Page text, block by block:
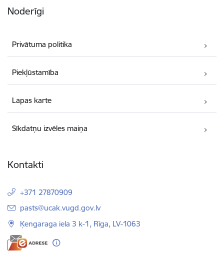
Noderīgi
Privātuma politika
Piekļūstamība
Lapas karte
Sīkdatņu izvēles maiņa
Kontakti
+371 27870909
E-pasts:
pasts@ucak.vugd.gov.lv
Ķengaraga iela 3 k-1, Rīga, LV-1063